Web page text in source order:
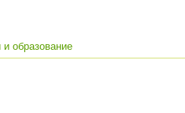
и образование